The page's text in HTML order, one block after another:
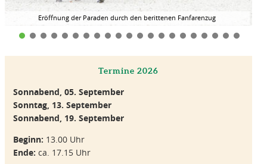
Eröffnung der Paraden durch den berittenen Fanfarenzug
Termine 2026
Sonnabend, 05. September
Sonntag, 13. September
Sonnabend, 19. September
Beginn: 13.00 Uhr
Ende: ca. 17.15 Uhr